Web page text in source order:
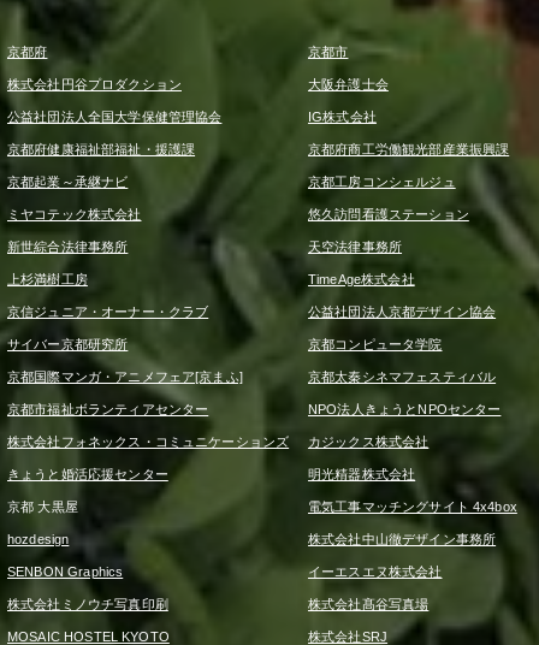
京都府 京都市
株式会社円谷プロダクション 大阪弁護士会
公益社団法人全国大学保健管理協会 IG株式会社
京都府健康福祉部福祉・援護課 京都府商工労働観光部産業振興課
京都起業～承継ナビ 京都工房コンシェルジュ
ミヤコテック株式会社 悠久訪問看護ステーション
新世綜合法律事務所 天空法律事務所
上杉満樹工房 TimeAge株式会社
京信ジュニア・オーナー・クラブ 公益社団法人京都デザイン協会
サイバー京都研究所 京都コンピュータ学院
京都国際マンガ・アニメフェア[京まふ] 京都太秦シネマフェスティバル
京都市福祉ボランティアセンター NPO法人きょうとNPOセンター
株式会社フォネックス・コミュニケーションズ カジックス株式会社
きょうと婚活応援センター 明光精器株式会社
京都 大黒屋 電気工事マッチングサイト 4x4box
hozdesign 株式会社中山徹デザイン事務所
SENBON Graphics イーエスエヌ株式会社
株式会社ミノウチ写真印刷 株式会社髙谷写真場
MOSAIC HOSTEL KYOTO 株式会社SRJ